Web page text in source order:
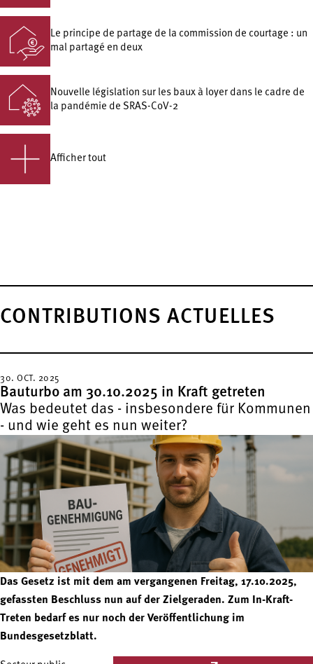
Le principe de partage de la commission de courtage : un
mal partagé en deux
Nouvelle législation sur les baux à loyer dans le cadre de
la pandémie de SRAS-CoV-2
Afficher tout
CONTRIBUTIONS ACTUELLES
30. OCT. 2025
Bauturbo am 30.10.2025 in Kraft getreten
Was bedeutet das - insbesondere für Kommunen
- und wie geht es nun weiter?
Das Gesetz ist mit dem am vergangenen Freitag, 17.10.2025,
gefassten Beschluss nun auf der Zielgeraden. Zum In-Kraft-
Treten bedarf es nur noch der Veröffentlichung im
Bundesgesetzblatt.